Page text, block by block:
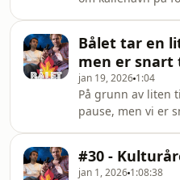
parter. Hosted on Acast. See
acast.com/privacy
information.
kirurgi aller helst
Acast. See
information.
Bålet tar en
men er snart
jan 19, 2026 1:04
På grunn av liten
pause, men vi er snart
#30 -
jan 1, 2026 1:08:38